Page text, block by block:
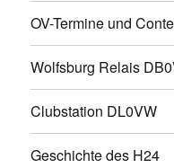
OV-Termine und
Wolfsburg Relais
Clubstation DL0VW
Geschichte des H24